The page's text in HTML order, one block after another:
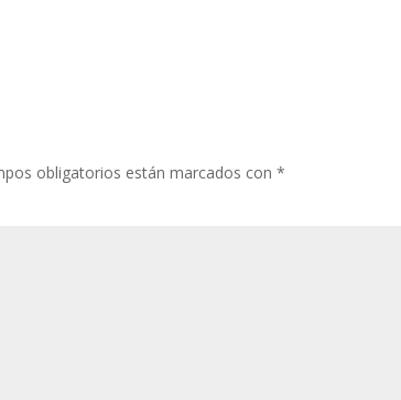
obligatorios están marcados con*